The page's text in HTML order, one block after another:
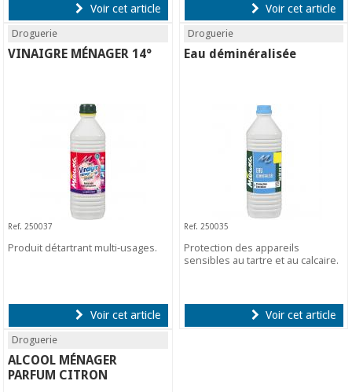
Voir cet article Voir cet article
Droguerie
VINAIGRE MÉNAGER 14°
Ref. 250037
Produit détartrant multi-usages.
Voir cet article
Droguerie
Eau déminéralisée
Ref. 250035
Protection des appareils
sensibles au tartre et au calcaire.
Voir cet article
Droguerie
ALCOOL MÉNAGER
PARFUM CITRON